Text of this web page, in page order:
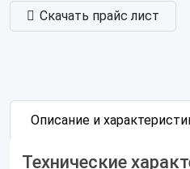
Скачать прайс лист
Описание и
Технические